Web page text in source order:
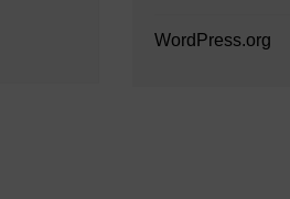
WordPress.org